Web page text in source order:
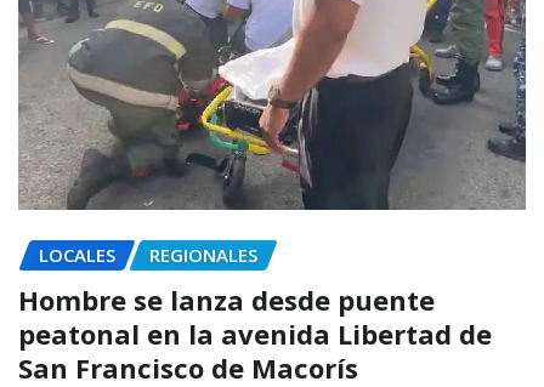
LOCALES REGIONALES
Hombre se lanza desde puente
peatonal en la avenida Libertad de
San Francisco de Macorís